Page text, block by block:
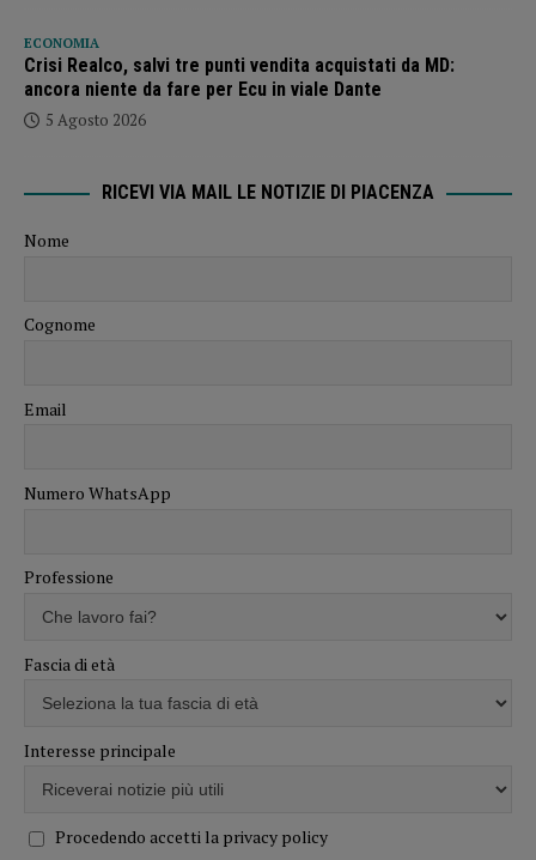
ECONOMIA
Crisi Realco, salvi tre punti vendita acquistati da MD:
ancora niente da fare per Ecu in viale Dante
5 Agosto 2026
RICEVI VIA MAIL LE NOTIZIE DI PIACENZA
Nome
Cognome
Email
Numero WhatsApp
Professione
Fascia di età
Interesse principale
Procedendo accetti la privacy policy